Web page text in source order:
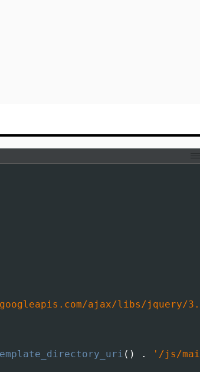
ajax/libs/jquery/
( ) . '/js/